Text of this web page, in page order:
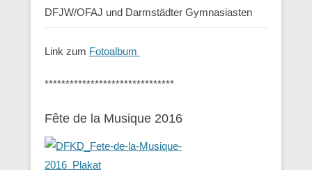
DFJW/OFAJ und Darmstädter Gymnasiasten
Link zum Fotoalbum
*******************************
Fête de la Musique 2016